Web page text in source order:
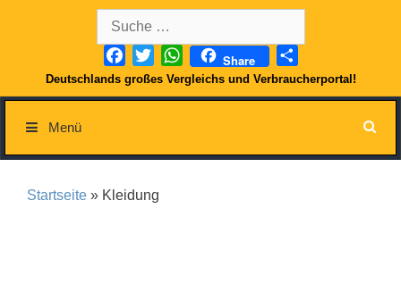
nach:
Facebook
TwitterWhatsApp
Share
Deutschlands großes Vergleichs und Verbraucherportal!
Menü
Startseite » Kleidung